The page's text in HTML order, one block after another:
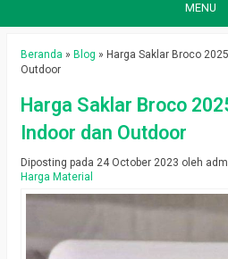
MENU
Beranda » Blog » Harga Saklar Broco
Outdoor
Harga Saklar Broco
Indoor dan Outdoor
Diposting pada 24 October 2023 oleh
Harga Material